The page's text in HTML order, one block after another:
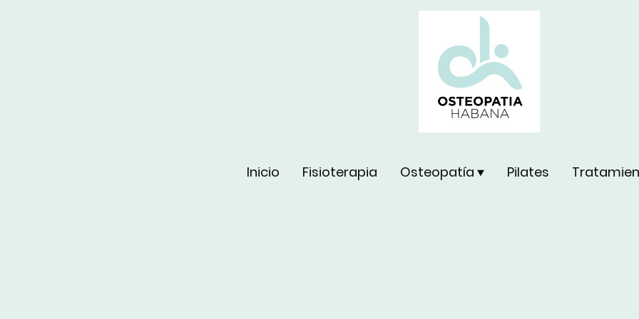
Inicio Fisioterapia Osteopatía Pilates